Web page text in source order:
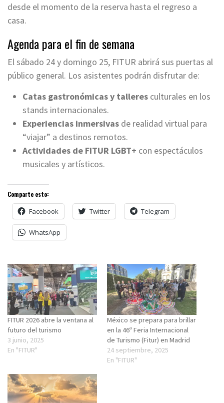
desde el momento de la reserva hasta el regreso a
casa.
Agenda para el fin de semana
El sábado 24 y domingo 25, FITUR abrirá sus puertas al
público general. Los asistentes podrán disfrutar de:
Catas gastronómicas y talleres culturales en los
stands internacionales.
Experiencias inmersivas de realidad virtual para
“viajar” a destinos remotos.
Actividades de FITUR LGBT+ con espectáculos
musicales y artísticos.
Comparte esto:
Facebook Twitter Telegram
WhatsApp
FITUR 2026 abre la ventana al
futuro del turismo
3 junio, 2025
En "FITUR"
México se prepara para brillar
en la 46ª Feria Internacional
de Turismo (Fitur) en Madrid
24 septiembre, 2025
En "FITUR"